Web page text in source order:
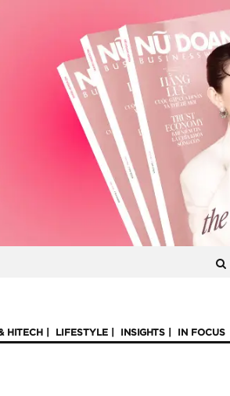
HITECH LIFESTYLE INSIGHTS IN FOCUS